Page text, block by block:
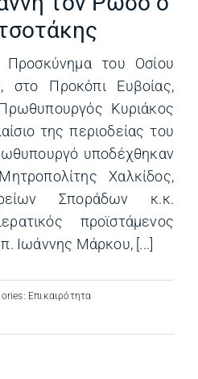
Προσκύνημα του Οσίου
στο Προκόπι Ευβοίας,
Κυριάκος
της περιοδείας του
υποδέχθηκαν
Χαλκίδος,
Σποράδων κ.κ.
προϊστάμενος
Ιωάννης Μάρκου, [...]
Επικαιρότητα